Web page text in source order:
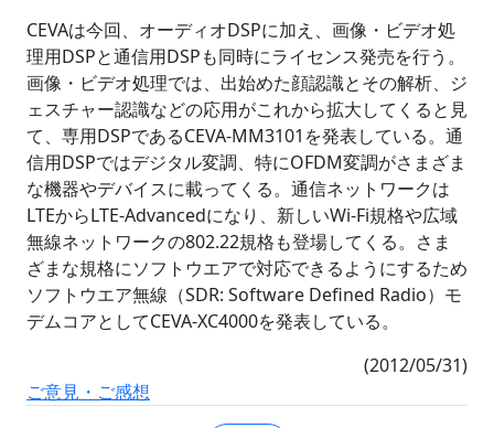
CEVAは今回、オーディオDSPに加え、画像・ビデオ処
理用DSPと通信用DSPも同時にライセンス発売を行う。
画像・ビデオ処理では、出始めた顔認識とその解析、ジ
ェスチャー認識などの応用がこれから拡大してくると見
て、専用DSPであるCEVA-MM3101を発表している。通
信用DSPではデジタル変調、特にOFDM変調がさまざま
な機器やデバイスに載ってくる。通信ネットワークは
LTEからLTE-Advancedになり、新しいWi-Fi規格や広域
無線ネットワークの802.22規格も登場してくる。さま
ざまな規格にソフトウエアで対応できるようにするため
ソフトウエア無線（SDR: Software Defined Radio）モ
デムコアとしてCEVA-XC4000を発表している。
(2012/05/31)
ご意見・ご感想